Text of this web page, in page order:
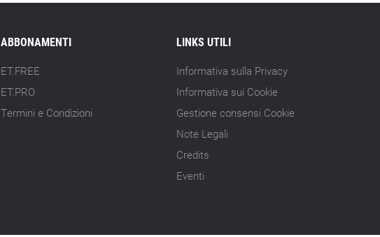
vecchie scorte
14.07.26 - 12:20
Gramegna (ERG): «Valutare gli impatti
ESG degli investimenti»
14.07.26 - 11:00
appuntamenti
ABBONAMENTI
ET.FREE
ET.PRO
Termini e Condizioni
LINKS UTILI
Informativa sulla Privacy
Informativa sui Cookie
Gestione consensi Cookie
Note Legali
Credits
Eventi